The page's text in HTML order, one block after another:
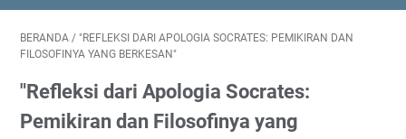
BERANDA / "REFLEKSI DARI APOLOGIA SOCRATES: PEMIKIRAN DAN
FILOSOFINYA YANG BERKESAN"
"Refleksi dari Apologia Socrates:
Pemikiran dan Filosofinya yang